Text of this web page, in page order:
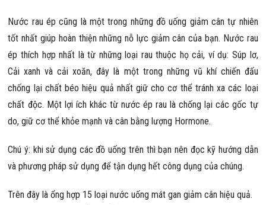
Nước rau ép cũng là một trong những đồ uống giảm cân tự nhiên
tốt nhất giúp hoàn thiện những nỗ lực giảm cân của bạn. Nước rau
ép thích hợp nhất là từ những loại rau thuộc họ cải, ví dụ: Súp lơ,
Cải xanh và cải xoăn, đây là một trong những vũ khí chiến đấu
chống lại chất béo hiệu quả nhất giữ cho cơ thể tránh xa các loại
chất độc. Một lợi ích khác từ nước ép rau là chống lại các gốc tự
do, giữ cơ thể khỏe mạnh và cân bằng lượng Hormone.
Chú ý: khi sử dụng các đồ uống trên thì bạn nên đọc kỹ hướng dẫn
và phương pháp sử dụng để tận dụng hết công dụng của chúng.
Trên đây là ổng hợp 15 loại nước uống mát gan giảm cân hiệu quả.